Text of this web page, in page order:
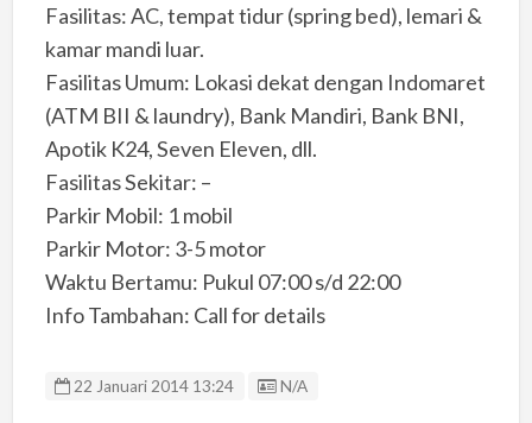
Fasilitas: AC, tempat tidur (spring bed), lemari &
kamar mandi luar.
Fasilitas Umum: Lokasi dekat dengan Indomaret
(ATM BII & laundry), Bank Mandiri, Bank BNI,
Apotik K24, Seven Eleven, dll.
Fasilitas Sekitar: –
Parkir Mobil: 1 mobil
Parkir Motor: 3-5 motor
Waktu Bertamu: Pukul 07:00 s/d 22:00
Info Tambahan: Call for details
22 Januari 2014 13:24 Listing ID
N/A